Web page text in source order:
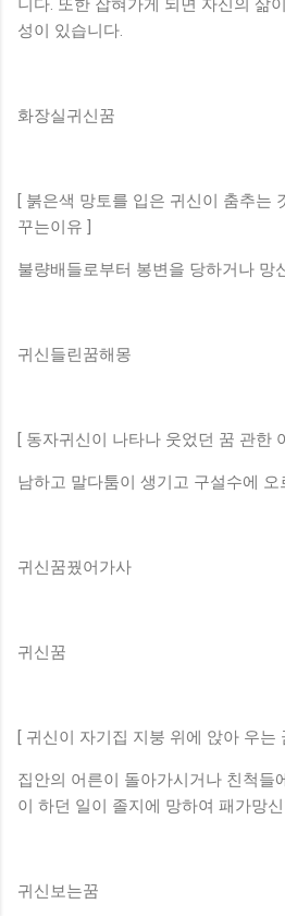
니다. 또한 잡혀가게 되면 자신의 삶
성이 있습니다.
화장실귀신꿈
[ 붉은색 망토를 입은 귀신이 춤추는
꾸는이유 ]
불량배들로부터 봉변을 당하거나 망
귀신들린꿈해몽
[ 동자귀신이 나타나 웃었던 꿈 관한
남하고 말다툼이 생기고 구설수에
귀신꿈꿨어가사
귀신꿈
[ 귀신이 자기집 지붕 위에 앉아 우는
집안의 어른이 돌아가시거나 친척들
이 하던 일이 졸지에 망하여 패가망
귀신보는꿈